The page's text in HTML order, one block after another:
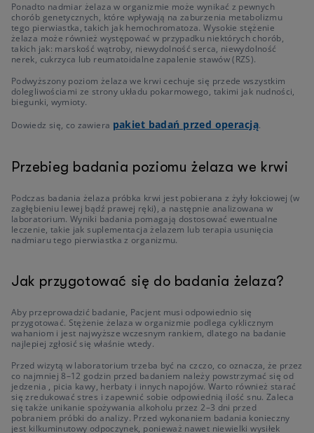
Ponadto nadmiar żelaza w organizmie może wynikać z pewnych
chorób genetycznych, które wpływają na zaburzenia metabolizmu
tego pierwiastka, takich jak hemochromatoza. Wysokie stężenie
żelaza może również występować w przypadku niektórych chorób,
takich jak: marskość wątroby, niewydolność serca, niewydolność
nerek, cukrzyca lub reumatoidalne zapalenie stawów (RZS).
Podwyższony poziom żelaza we krwi cechuje się przede wszystkim
dolegliwościami ze strony układu pokarmowego, takimi jak nudności,
biegunki, wymioty.
Dowiedz się, co zawiera pakiet badań przed operacją.
Przebieg badania poziomu żelaza we krwi
Podczas badania żelaza próbka krwi jest pobierana z żyły łokciowej (w
zagłębieniu lewej bądź prawej ręki), a następnie analizowana w
laboratorium. Wyniki badania pomagają dostosować ewentualne
leczenie, takie jak suplementacja żelazem lub terapia usunięcia
nadmiaru tego pierwiastka z organizmu.
Jak przygotować się do badania żelaza?
Aby przeprowadzić badanie, Pacjent musi odpowiednio się
przygotować. Stężenie żelaza w organizmie podlega cyklicznym
wahaniom i jest najwyższe wczesnym rankiem, dlatego na badanie
najlepiej zgłosić się właśnie wtedy.
Przed wizytą w laboratorium trzeba być na czczo, co oznacza, że przez
co najmniej 8–12 godzin przed badaniem należy powstrzymać się od
jedzenia , picia kawy, herbaty i innych napojów. Warto również starać
się zredukować stres i zapewnić sobie odpowiednią ilość snu. Zaleca
się także unikanie spożywania alkoholu przez 2–3 dni przed
pobraniem próbki do analizy. Przed wykonaniem badania konieczny
jest kilkuminutowy odpoczynek, ponieważ nawet niewielki wysiłek